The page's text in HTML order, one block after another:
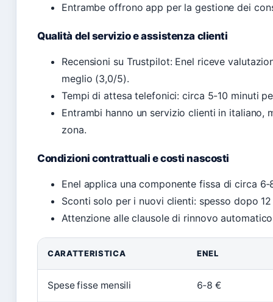
Entrambe offrono app per la gestione dei
Qualità del servizio e assistenza clienti
Recensioni su Trustpilot: Enel riceve
meglio (3,0/5).
Tempi di attesa telefonici: circa 5-10 minuti
Entrambi hanno un servizio clienti in italiano,
zona.
Condizioni contrattuali e costi nascosti
Enel applica una componente fissa di circa
Sconti solo per i nuovi clienti: spesso dopo
Attenzione alle clausole di rinnovo
CARATTERISTICA ENEL
Spese fisse mensili 6‑8 €